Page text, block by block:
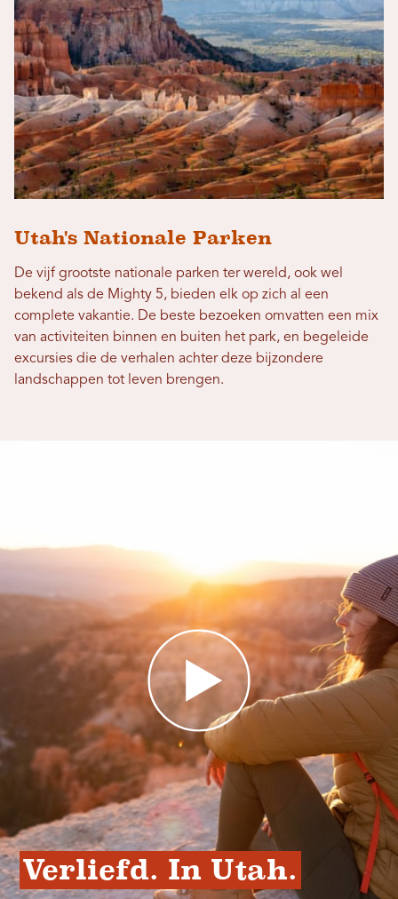
Utah's Nationale Parken
De vijf grootste nationale parken ter wereld, ook wel
bekend als de Mighty 5, bieden elk op zich al een
complete vakantie. De beste bezoeken omvatten een mix
van activiteiten binnen en buiten het park, en begeleide
excursies die de verhalen achter deze bijzondere
landschappen tot leven brengen.
Verliefd. In Utah.